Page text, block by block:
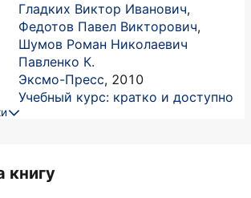
Гладких Виктор Иванович,
Федотов Павел Викторович,
Шумов Роман Николаевич
Павленко К.
Эксмо-Пресс, 2010
Учебный курс: кратко и доступно
книгу